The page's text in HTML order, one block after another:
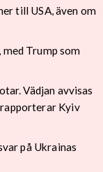
till USA, även om
Trump som
Vädjan avvisas
Kyiv
på Ukrainas